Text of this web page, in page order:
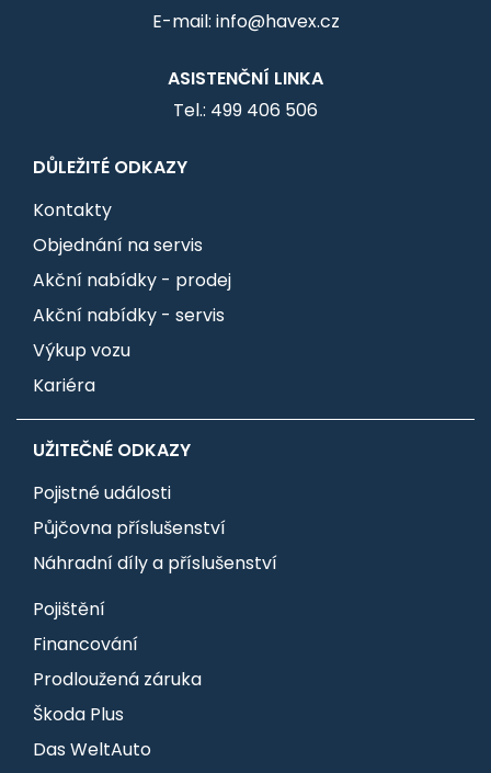
E-mail: info@havex.cz
ASISTENČNÍ LINKA
Tel.: 499 406 506
DŮLEŽITÉ ODKAZY
Kontakty
Objednání na servis
Akční nabídky - prodej
Akční nabídky - servis
Výkup vozu
Kariéra
UŽITEČNÉ ODKAZY
Pojistné události
Půjčovna příslušenství
Náhradní díly a příslušenství
Pojištění
Financování
Prodloužená záruka
Škoda Plus
Das WeltAuto